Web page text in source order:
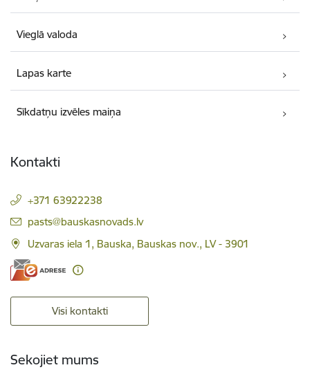
Vieglā valoda
Lapas karte
Sīkdatņu izvēles maiņa
Kontakti
+371 63922238
E-pasts:
pasts@bauskasnovads.lv
Uzvaras iela 1, Bauska, Bauskas nov., LV - 3901
Visi kontakti
Sekojiet mums